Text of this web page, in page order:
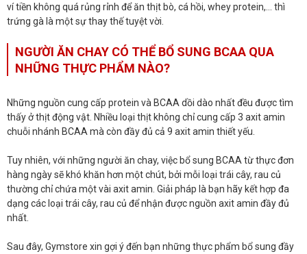
ví tiền không quá rủng rỉnh để ăn thịt bò, cá hồi, whey protein,… thì
trứng gà là một sự thay thế tuyệt vời.
NGƯỜI ĂN CHAY CÓ THỂ BỔ SUNG BCAA QUA
NHỮNG THỰC PHẨM NÀO?
Những nguồn cung cấp protein và BCAA dồi dào nhất đều được tìm
thấy ở thịt động vật. Nhiều loại thịt không chỉ cung cấp 3 axit amin
chuỗi nhánh BCAA mà còn đầy đủ cả 9 axit amin thiết yếu.
Tuy nhiên, với những người ăn chay, việc bổ sung BCAA từ thực đơn
hàng ngày sẽ khó khăn hơn một chút, bởi mỗi loại trái cây, rau củ
thường chỉ chứa một vài axit amin. Giải pháp là bạn hãy kết hợp đa
dạng các loại trái cây, rau củ để nhận được nguồn axit amin đầy đủ
nhất.
Sau đây, Gymstore xin gợi ý đến bạn những thực phẩm bổ sung đầy